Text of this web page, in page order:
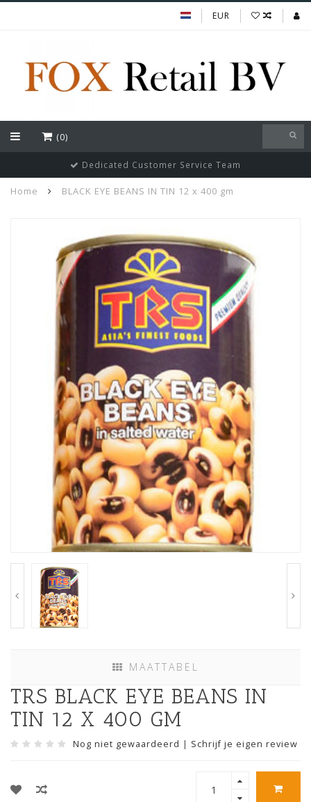
EUR
(0)
Dedicated Customer Service Team
Home BLACK EYE BEANS IN TIN 12 x 400 gm
MAATTABEL
TRS BLACK EYE BEANS IN
TIN 12 X 400 GM
Nog niet gewaardeerd | Schrijf je eigen review